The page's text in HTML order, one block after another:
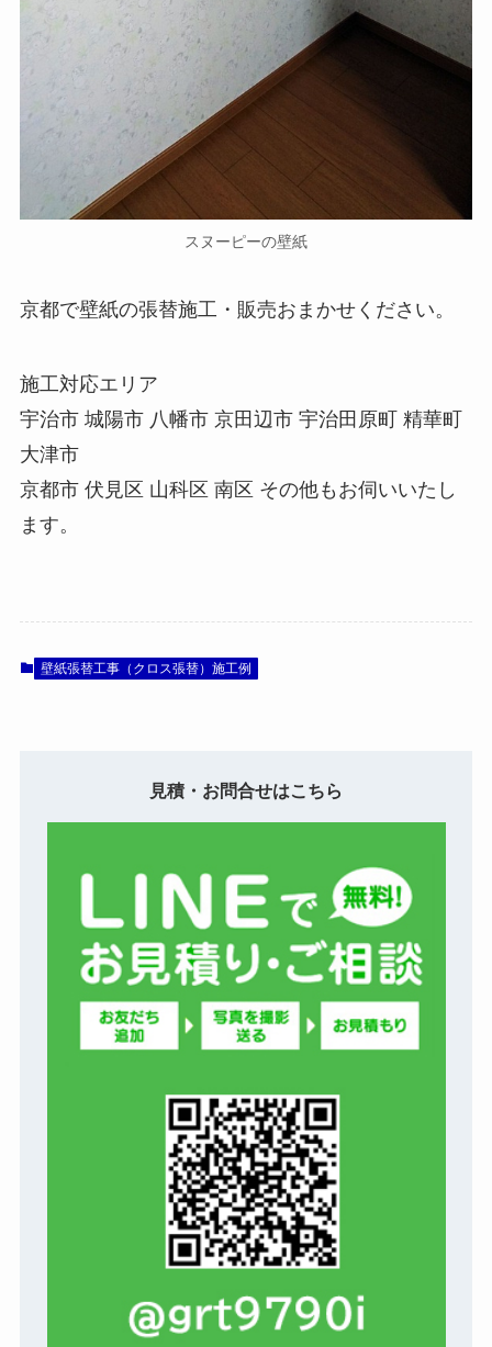
スヌーピーの壁紙
京都で壁紙の張替施工・販売おまかせください。
施工対応エリア
宇治市 城陽市 八幡市 京田辺市 宇治田原町 精華町
大津市
京都市 伏見区 山科区 南区 その他もお伺いいたし
ます。
壁紙張替工事（クロス張替）施工例
見積・お問合せはこちら